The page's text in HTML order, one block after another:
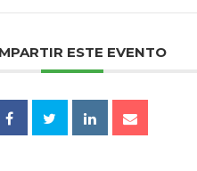
ESTE EVENTO